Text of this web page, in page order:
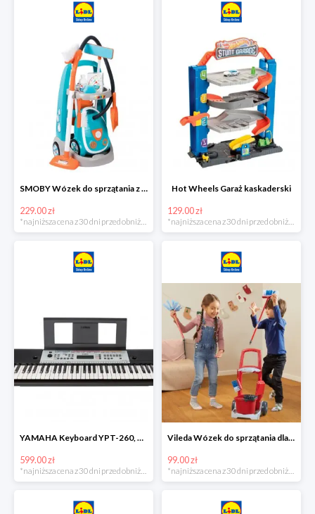
SMOBY Wózek do sprzątania z odkurzaczem
229.00 zł
Hot Wheels Garaż kaskaderski
129.00 zł
YAMAHA Keyboard YPT-260, 61 klawiszy
599.00 zł
*najniższa cena z 30 dni przed obniżką
Vileda Wózek do sprzątania dla dzieci
99.00 zł
*najniższa cena z 30 dni przed obniżką